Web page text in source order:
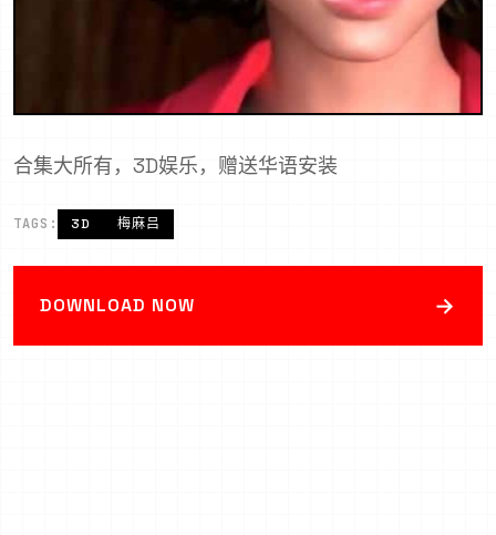
合集大所有，3D娱乐，赠送华语安装
TAGS: 3D 梅麻吕
DOWNLOAD NOW →